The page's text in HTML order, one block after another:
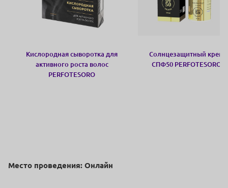
Кислородная сыворотка для
активного роста волос
PERFOTESORO
Солнцезащитный крем
СПФ50 PERFOTESORO
Место проведения: Онлайн